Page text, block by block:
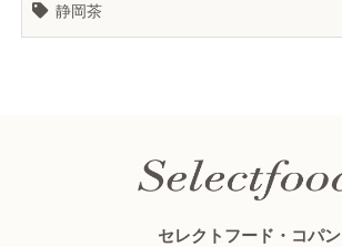
静岡茶
セレクトフード・コパン